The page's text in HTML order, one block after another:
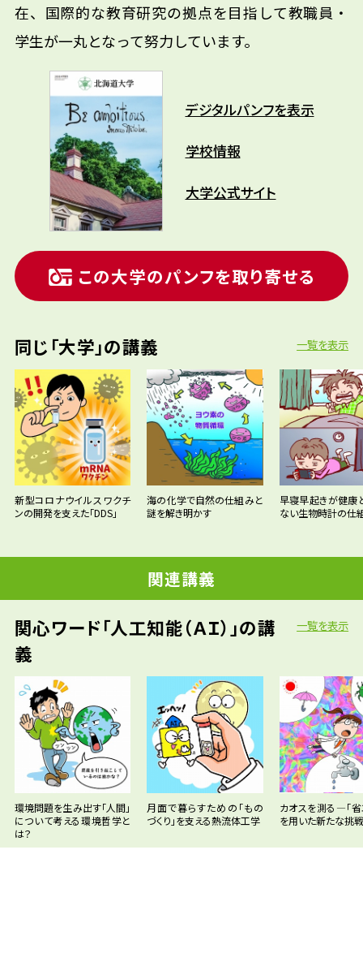
在、国際的な教育研究の拠点を目指して教職員・
学生が一丸となって努力しています。
デジタルパンフを表示
学校情報
大学公式サイト
この大学のパンフを取り寄せる
同じ「大学」の講義 一覧を表示
新型コロナウイルスワクチ
ンの開発を支えた「DDS」
海の化学で自然の仕組みと
謎を解き明かす
早寝早起きが健康
ない生物時計の仕
関連講義
関心ワード「人工知能（ＡＩ）」の講
義
環境問題を生み出す「人間」
について考える環境哲学と
は？
月面で暮らすための「もの
づくり」を支える熱流体工学
カオスを測る―「省
を用いた新たな挑戦
一覧を表示